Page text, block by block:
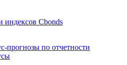
индексов Cbonds
прогнозы по отчетности